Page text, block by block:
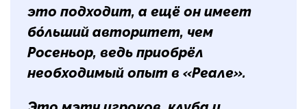
это подходит, а ещё он имеет
бóльший авторитет, чем
Росеньор, ведь приобрёл
необходимый опыт в «Реале».